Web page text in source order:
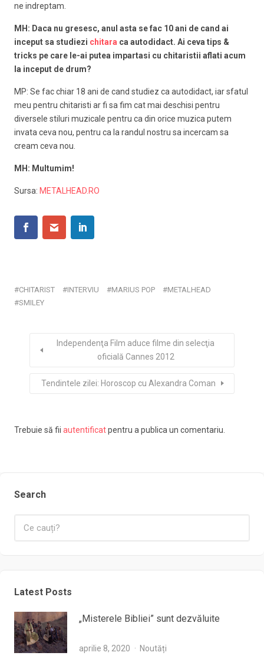
ne indreptam.
MH: Daca nu gresesc, anul asta se fac 10 ani de cand ai
inceput sa studiezi chitara ca autodidact. Ai ceva tips &
tricks pe care le-ai putea impartasi cu chitaristii aflati acum
la inceput de drum?
MP: Se fac chiar 18 ani de cand studiez ca autodidact, iar sfatul
meu pentru chitaristi ar fi sa fim cat mai deschisi pentru
diversele stiluri muzicale pentru ca din orice muzica putem
invata ceva nou, pentru ca la randul nostru sa incercam sa
cream ceva nou.
MH: Multumim!
Sursa: METALHEAD.RO
CHITARIST INTERVIU MARIUS POP
METALHEAD
SMILEY
Independenţa Film aduce filme din selecţia
oficială Cannes 2012
Tendintele zilei: Horoscop cu Alexandra Coman
Trebuie să fii autentificatpentru a publica un comentariu.
Search
Latest Posts
„Misterele Bibliei” sunt dezvăluite
aprilie 8, 2020 Noutăți